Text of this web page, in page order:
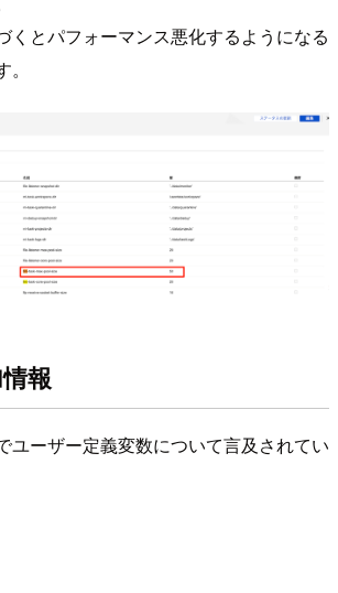
くとパフォーマンス悪化するようになる
報
ユーザー定義変数について言及されてい